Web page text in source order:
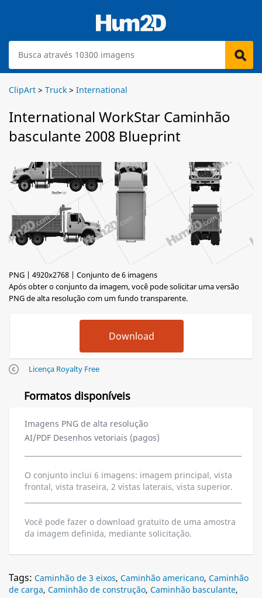
ClipArt > Truck > International
International WorkStar Caminhão
basculante 2008 Blueprint
PNG | 4920x2768 | Conjunto de 6 imagens
Após obter o conjunto da imagem, você pode solicitar uma versão
PNG de alta resolução com um fundo transparente.
Licença Royalty Free
Formatos disponíveis
Imagens PNG de alta resolução
AI/PDF Desenhos vetoriais (pagos)
O conjunto inclui 6 imagens: imagem principal, vista
frontal, vista traseira, 2 vistas laterais, vista superior.
Você pode fazer o download gratuito de uma amostra
da imagem definida, mediante solicitação.
Tags: Caminhão de 3 eixos, Caminhão americano, Caminhão
de carga, Caminhão de construção, Caminhão basculante,